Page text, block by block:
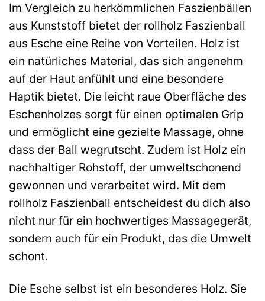
Im Vergleich zu herkömmlichen Faszienbällen
aus Kunststoff bietet der rollholz Faszienball
aus Esche eine Reihe von Vorteilen. Holz ist
ein natürliches Material, das sich angenehm
auf der Haut anfühlt und eine besondere
Haptik bietet. Die leicht raue Oberfläche des
Eschenholzes sorgt für einen optimalen Grip
und ermöglicht eine gezielte Massage, ohne
dass der Ball wegrutscht. Zudem ist Holz ein
nachhaltiger Rohstoff, der umweltschonend
gewonnen und verarbeitet wird. Mit dem
rollholz Faszienball entscheidest du dich also
nicht nur für ein hochwertiges Massagegerät,
sondern auch für ein Produkt, das die Umwelt
schont.
Die Esche selbst ist ein besonderes Holz. Sie